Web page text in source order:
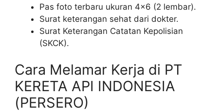
Pas foto terbaru ukuran 4×6 (2 lembar).
Surat keterangan sehat dari dokter.
Surat Keterangan Catatan Kepolisian
(SKCK).
Cara Melamar Kerja di PT
KERETA API INDONESIA
(PERSERO)